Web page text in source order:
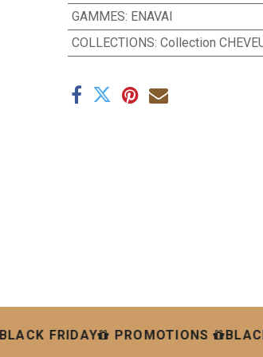
GAMMES: ENAVAI
COLLECTIONS: Collection
FRIDAY PROMOTIONS